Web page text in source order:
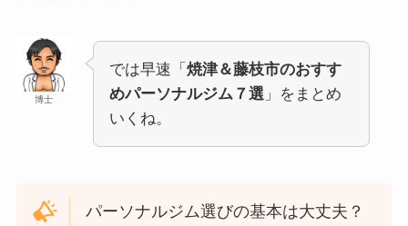
博士
では早速「 焼津＆藤枝市のおすす
めパーソナルジム７選 」をまとめ
いくね。
パーソナルジム選びの基本は大丈夫？